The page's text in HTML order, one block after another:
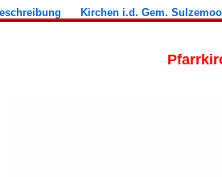
Kirchen i.d. Gem.